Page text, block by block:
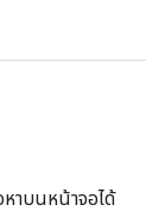
หาบนหน้าจอได้